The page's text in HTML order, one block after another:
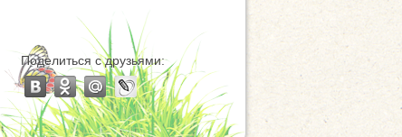
Поделиться с друзьями: